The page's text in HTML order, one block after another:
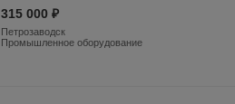
315 000 ₽
Петрозаводск
Промышленное оборудование